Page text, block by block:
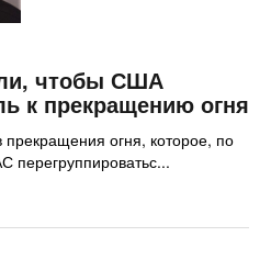
чтобы США
к прекращению огня
прекращения огня, которое, по
перегруппироватьс...